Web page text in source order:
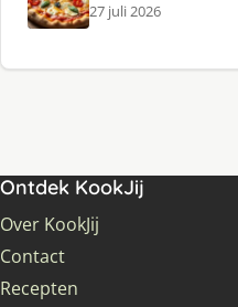
27 juli 2026
Ontdek KookJij
Over KookJij
Contact
Recepten